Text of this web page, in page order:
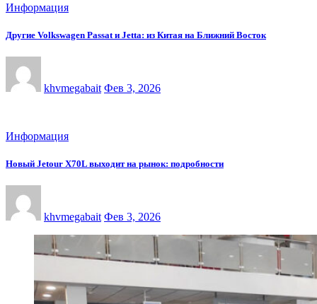
Информация
Другие Volkswagen Passat и Jetta: из Китая на Ближний Восток
khvmegabait Фев 3, 2026
Информация
Новый Jetour X70L выходит на рынок: подробности
khvmegabait Фев 3, 2026